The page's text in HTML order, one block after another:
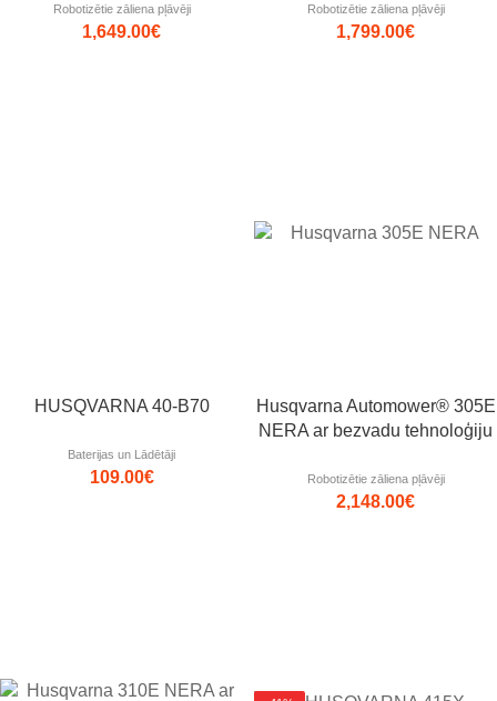
Robotizētie zāliena pļāvēji
1,649.00€
Robotizētie zāliena pļāvēji
1,799.00€
HUSQVARNA 40-B70
Baterijas un Lādētāji
109.00€
Husqvarna Automower® 305E
NERA ar bezvadu tehnoloģiju
Robotizētie zāliena pļāvēji
2,148.00€